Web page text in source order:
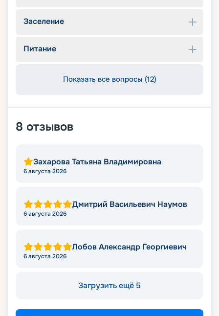
Заселение
Питание
Показать все вопросы (12)
8 отзывов
Захарова Татьяна Владимировна
6 августа 2026
Дмитрий Васильевич Наумов
6 августа 2026
Лобов Александр Георгиевич
6 августа 2026
Загрузить ещё 5